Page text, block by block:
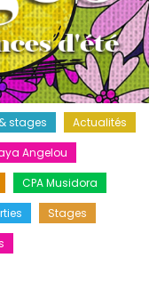
stages
Actualités
Angelou
CPA Musidora
Stages